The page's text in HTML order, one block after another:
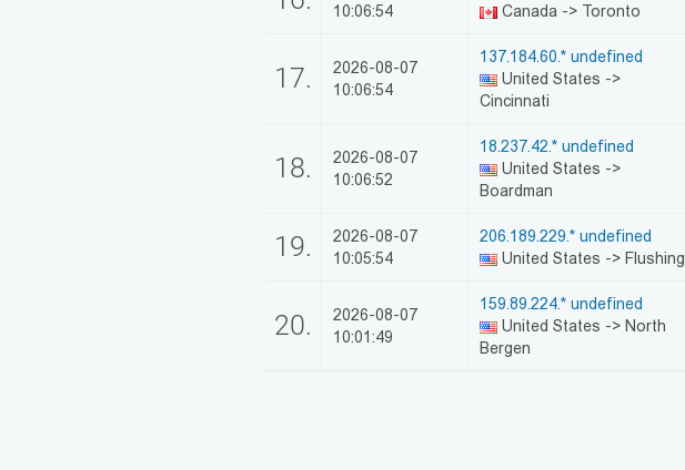
10:06:54
Canada -> Toronto
17.
2026-08-07
10:06:54
137.184.60.* undefined
United States ->
Cincinnati
18.
2026-08-07
10:06:52
18.237.42.* undefined
United States ->
Boardman
19.
2026-08-07
10:05:54
206.189.229.* undefined
United States -> Flushing
20.
2026-08-07
10:01:49
159.89.224.* undefined
United States -> North
Bergen